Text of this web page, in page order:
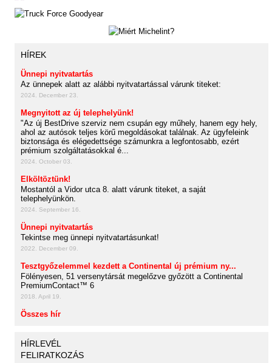
HÍREK
Ünnepi nyitvatartás
Az ünnepek alatt az alábbi nyitvatartással várunk titeket:
2024. December 23.
Megnyitott az új telephelyünk!
"Az új BestDrive szerviz nem csupán egy műhely, hanem egy hely,
ahol az autósok teljes körű megoldásokat találnak. Az ügyfeleink
biztonsága és elégedettsége számunkra a legfontosabb, ezért
prémium szolgáltatásokkal é...
2024. October 03.
Elköltöztünk!
Mostantól a Vidor utca 8. alatt várunk titeket, a saját
telephelyünkön.
2024. September 16.
Ünnepi nyitvatartás
Tekintse meg ünnepi nyitvatartásunkat!
2022. December 09.
Tesztgyőzelemmel kezdett a Continental új prémium ny...
Fölényesen, 51 versenytársát megelőzve győzött a Continental
PremiumContact™ 6
2018. April 19.
Összes hír
HÍRLEVÉL
FELIRATKOZÁS